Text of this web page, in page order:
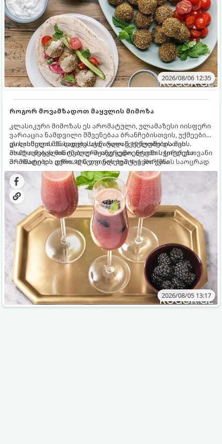
2026/08/06 12:35
როგორ მოვამზადოთ მაყვლის მიმოზა
კლასიკური მიმოზას ეს არომატული, ულამაზესი იისფერი
ვარიაცია ნამდვილი მშვენებაა ბრანჩებისთვის, უქმეების
დილისთვის ან სადღესასწაულო წვეულებებისთვის.
ახალი მაყვლის ტკბილ-მჟავე გემო, ლაიმის ციტრუსოვანი
არომატი და ცქრიალა ღვინის ბუშტუკები ქმნის საოცრად
დახვეწილ და მაგრილებელ კოქტეილს.
ეს სასმელი მზადდება სულ რაღაც 10 წუთში და მის
მომზადებას მინიმალური ინგრედიენტები სჭირდება.
მომზადების დრო: 10 წუთი ულუფა: 4–6 პორცია
2026/08/05 13:17